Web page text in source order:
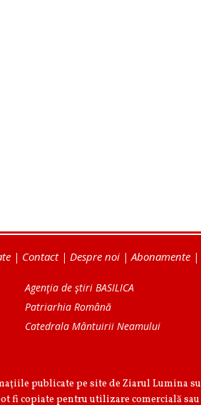
| Contact| Despre noi |Abonamente |
Agenţia de ştiri BASILICA
Patriarhia Română
Catedrala Mântuirii Neamului
publicate pe site de Ziarul Lumina
fi copiate pentru utilizare comercială